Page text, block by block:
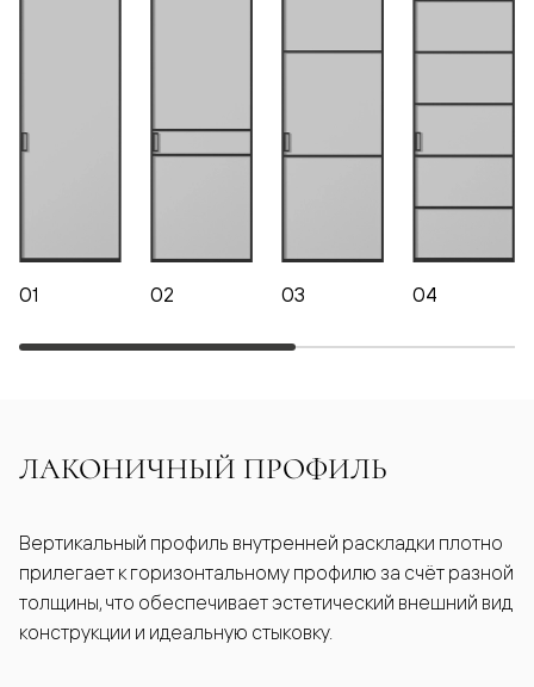
01 02 03 04
ЛАКОНИЧНЫЙ ПРОФИЛЬ
Вертикальный профиль внутренней раскладки плотно
прилегает к горизонтальному профилю за счёт разной
толщины, что обеспечивает эстетический внешний вид
конструкции и идеальную стыковку.